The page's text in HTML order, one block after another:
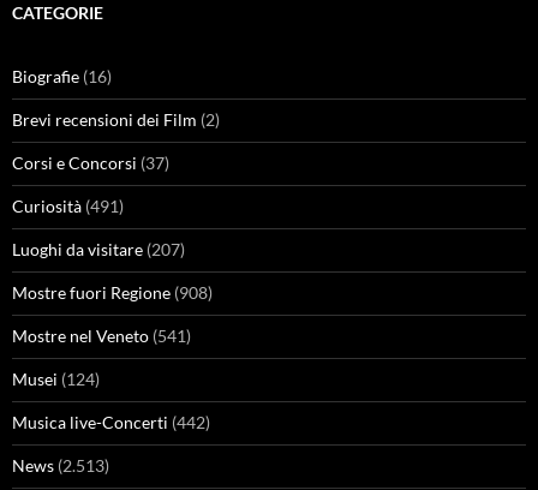
CATEGORIE
Biografie (16)
Brevi recensioni dei Film (2)
Corsi e Concorsi (37)
Curiosità (491)
Luoghi da visitare (207)
Mostre fuori Regione (908)
Mostre nel Veneto (541)
Musei (124)
Musica live-Concerti (442)
News (2.513)